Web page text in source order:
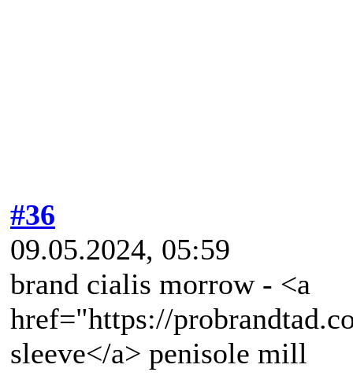
#36
09.05.2024, 05:59
brand cialis morrow - <a
href="https://
sleeve</a> penisole mill